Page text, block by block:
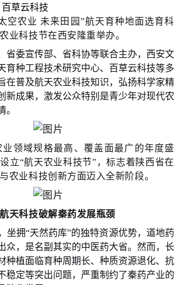
草云科技
空农业 未来田园”航天育种地面选育科
业科技节在西安隆重举办。
省委宣传部、省科协等联合主办，西安文
育种工程技术研究中心、百草云科技等多
在普及航天农业科技知识，弘扬科学家精
新成果，激发公众特别是青少年对现代农
。
领域规格最高、覆盖面最广的年度盛
立“航天农业科技节”，标志着陕西省在
农业科技创新方面迈入全新阶段。
航天科技破解秦药发展瓶颈
坐拥“天然药库”的独特资源优势，道地药
众，是名副其实的中医药大省。然而，长
种植面临育种周期长、种质资源退化、抗
稳定等突出问题，严重制约了秦药产业的